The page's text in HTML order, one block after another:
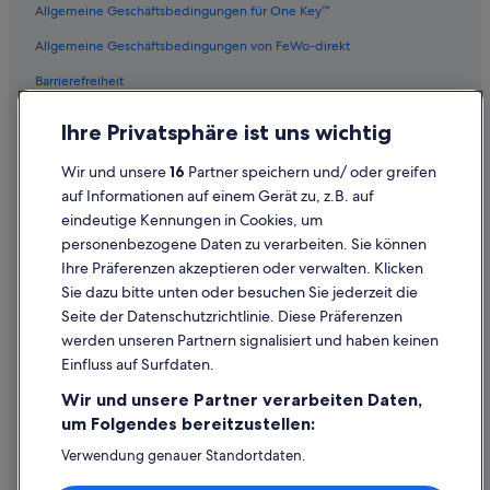
Allgemeine Geschäftsbedingungen für One Key™
Allgemeine Geschäftsbedingungen von FeWo-direkt
Barrierefreiheit
Inhaltsrichtlinien und Melden von Inhalten
Hilfe
Hilfe
Flug stornieren
Rückerstattungsdauer
Expedia-Gutschein einlösen
Internationale Reisedokumente
Ihre Privatsphäre ist uns wichtig
Wir und unsere16 Partner speichern und/ oder greifen
auf Informationen auf einem Gerät zu, z.B. auf
eindeutige Kennungen in Cookies, um
personenbezogene Daten zu verarbeiten. Sie können
Ihre Präferenzen akzeptieren oder verwalten. Klicken
Sie dazu bitte unten oder besuchen Sie jederzeit die
Seite der Datenschutzrichtlinie. Diese Präferenzen
werden unseren Partnern signalisiert und haben keinen
Einfluss auf Surfdaten.
Wir und unsere Partner verarbeiten Daten,
um Folgendes bereitzustellen:
Verwendung genauer Standortdaten.